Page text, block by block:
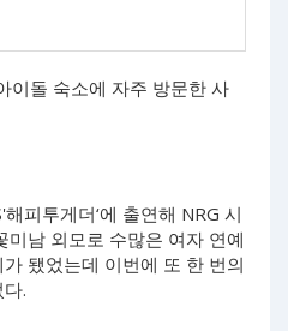
이돌 숙소에 자주 방문한 사
피투게더‘에 출연해 NRG 시
미남 외모로 수많은 여자 연예
됐었는데 이번에 또 한 번의
.